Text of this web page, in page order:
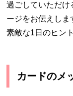
過ごしていただけ
ージをお伝えしま
素敵な1日のヒン
カードのメ